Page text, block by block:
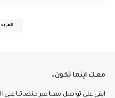
المزيد
معك اينما تكون..
ابقى على تواصل معنا عبر منصاتنا على